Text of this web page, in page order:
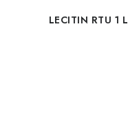
LECITIN RTU 1 L